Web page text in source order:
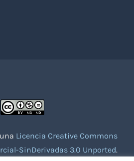
Licencia Creative Commons
SinDerivadas 3.0 Unported.